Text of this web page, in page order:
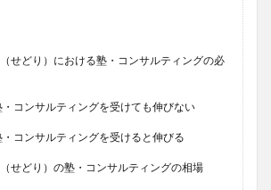
せどり）における塾・コンサルティングの必
コンサルティングを受けても伸びない
コンサルティングを受けると伸びる
せどり）の塾・コンサルティングの相場